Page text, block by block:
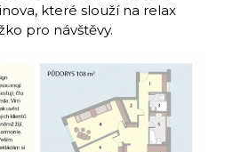
které slouží na relax
pro návštěvy.